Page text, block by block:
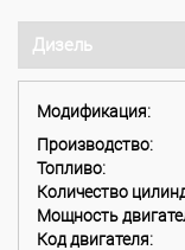
Дизель
Модификация:
Производство:
Топливо:
Количество
Мощность
Код двигателя: